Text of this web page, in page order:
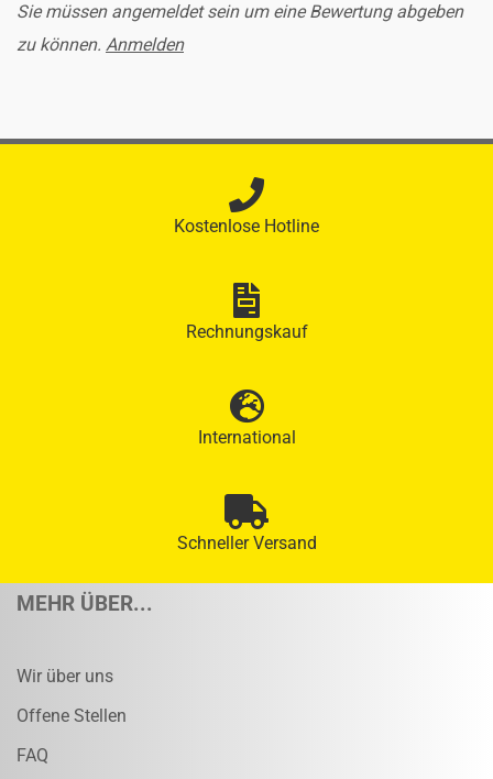
Sie müssen angemeldet sein um eine Bewertung abgeben
zu können. Anmelden
Kostenlose Hotline
Rechnungskauf
International
Schneller Versand
MEHR ÜBER...
Wir über uns
Offene Stellen
FAQ